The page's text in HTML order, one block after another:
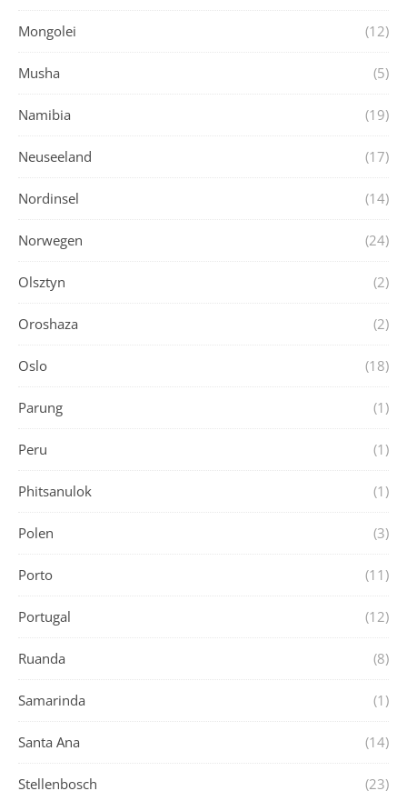
Mongolei (12)
Musha (5)
Namibia (19)
Neuseeland (17)
Nordinsel (14)
Norwegen (24)
Olsztyn (2)
Oroshaza (2)
Oslo (18)
Parung (1)
Peru (1)
Phitsanulok (1)
Polen (3)
Porto (11)
Portugal (12)
Ruanda (8)
Samarinda (1)
Santa Ana (14)
Stellenbosch (23)